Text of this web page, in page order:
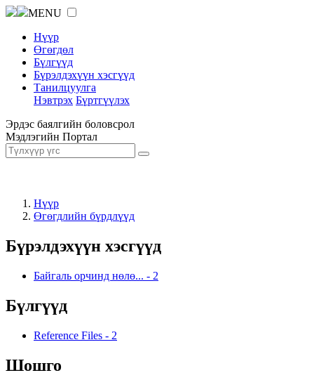
MENU
Нүүр
Өгөгдөл
Бүлгүүд
Бүрэлдэхүүн хэсгүүд
Танилцуулга
Нэвтрэх Бүртгүүлэх
Эрдэс баялгийн боловсрол
Мэдлэгийн Портал
Нүүр
Өгөгдлийн бүрдлүүд
Бүрэлдэхүүн хэсгүүд
Байгаль орчинд нөлө... - 2
Бүлгүүд
Reference Files - 2
Шошго